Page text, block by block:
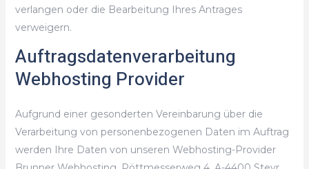
verlangen oder die Bearbeitung Ihres Antrages
verweigern.
Auftragsdatenverarbeitung
Webhosting Provider
Aufgrund einer gesonderten Vereinbarung über die
Verarbeitung von personenbezogenen Daten im Auftrag
werden Ihre Daten von unseren Webhosting-Provider